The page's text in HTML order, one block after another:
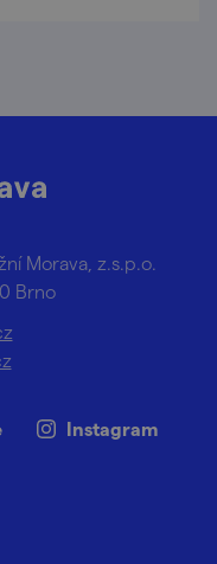
Morava, z.s.p.o.
Brno
Instagram